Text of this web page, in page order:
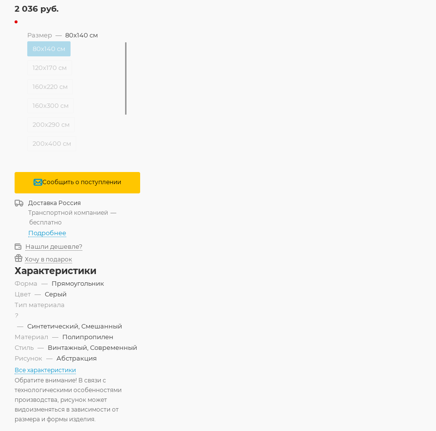
2 036 руб.
Размер — 80x140 см
80x140 см
120x170 см
160x220 см
160x300 см
200x290 см
200x400 см
280x380 см
280x480 см
Сообщить о поступлении
Доставка Россия
Транспортной компанией —
бесплатно
Подробнее
Нашли дешевле?
Хочу в подарок
Характеристики
Форма — Прямоугольник
Цвет — Серый
Тип материала
?
— Синтетический, Смешанный
Материал — Полипропилен
Стиль — Винтажный, Современный
Рисунок — Абстракция
Все характеристики
Обратите внимание! В связи с
технологическими особенностями
производства, рисунок может
видоизменяться в зависимости от
размера и формы изделия.